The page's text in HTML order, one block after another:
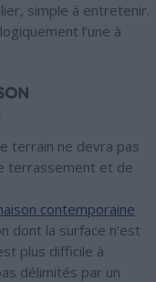
simple à entretenir.
l’une à
terrain ne devra pas
terrassement et de
contemporaine
dont la surface n’est
plus difficile à
délimités par un